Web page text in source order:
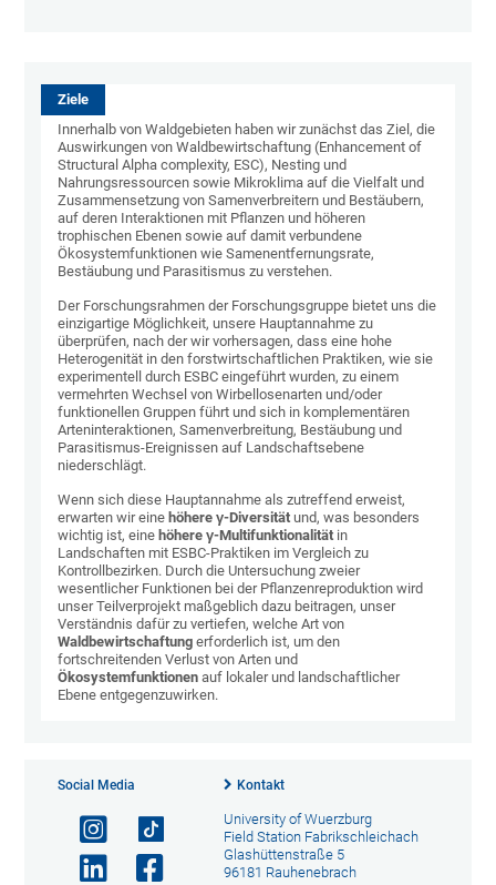
Ziele
Innerhalb von Waldgebieten haben wir zunächst das Ziel, die
Auswirkungen von Waldbewirtschaftung (Enhancement of
Structural Alpha complexity, ESC), Nesting und
Nahrungsressourcen sowie Mikroklima auf die Vielfalt und
Zusammensetzung von Samenverbreitern und Bestäubern,
auf deren Interaktionen mit Pflanzen und höheren
trophischen Ebenen sowie auf damit verbundene
Ökosystemfunktionen wie Samenentfernungsrate,
Bestäubung und Parasitismus zu verstehen.
Der Forschungsrahmen der Forschungsgruppe bietet uns die
einzigartige Möglichkeit, unsere Hauptannahme zu
überprüfen, nach der wir vorhersagen, dass eine hohe
Heterogenität in den forstwirtschaftlichen Praktiken, wie sie
experimentell durch ESBC eingeführt wurden, zu einem
vermehrten Wechsel von Wirbellosenarten und/oder
funktionellen Gruppen führt und sich in komplementären
Arteninteraktionen, Samenverbreitung, Bestäubung und
Parasitismus-Ereignissen auf Landschaftsebene
niederschlägt.
Wenn sich diese Hauptannahme als zutreffend erweist,
erwarten wir einehöhere γ-Diversität und, was besonders
wichtig ist, einehöhere γ-Multifunktionalität in
Landschaften mit ESBC-Praktiken im Vergleich zu
Kontrollbezirken. Durch die Untersuchung zweier
wesentlicher Funktionen bei der Pflanzenreproduktion wird
unser Teilverprojekt maßgeblich dazu beitragen, unser
Verständnis dafür zu vertiefen, welche Art von
Waldbewirtschaftung erforderlich ist, um den
fortschreitenden Verlust von Arten und
Ökosystemfunktionen auf lokaler und landschaftlicher
Ebene entgegenzuwirken.
Social Media Kontakt
University of Wuerzburg
Field Station Fabrikschleichach
Glashüttenstraße 5
96181 Rauhenebrach